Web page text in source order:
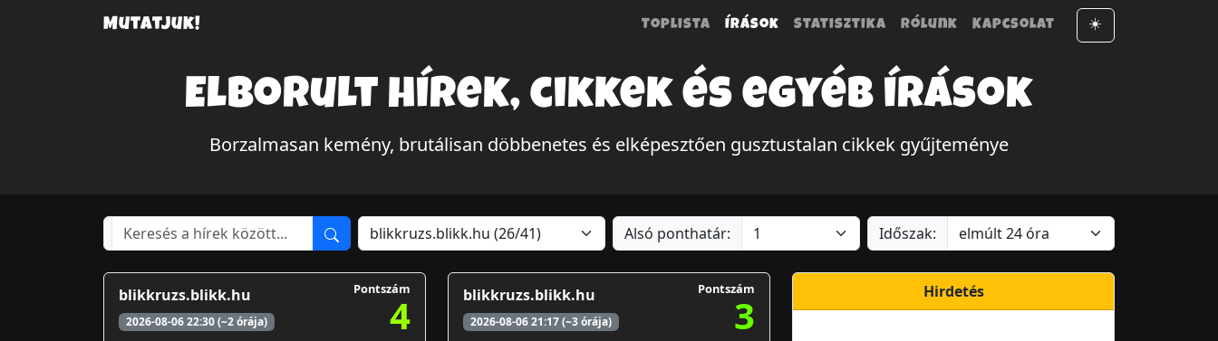
Mutatjuk! Toplista Írások Statisztika Rólunk Kapcsolat ☀️
Elborult hírek, cikkek és egyéb írások
Borzalmasan kemény, brutálisan döbbenetes és elképesztően gusztustalan cikkek gyűjteménye
Alsó ponthatár: Időszak:
blikkruzs.blikk.hu
2026-08-06 22:30 (~2 órája)
Pontszám
4 blikkruzs.blikk.hu
2026-08-06 21:17 (~3 órája)
Pontszám
3 Hirdetés